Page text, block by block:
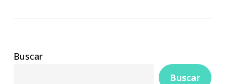
Buscar
Buscar